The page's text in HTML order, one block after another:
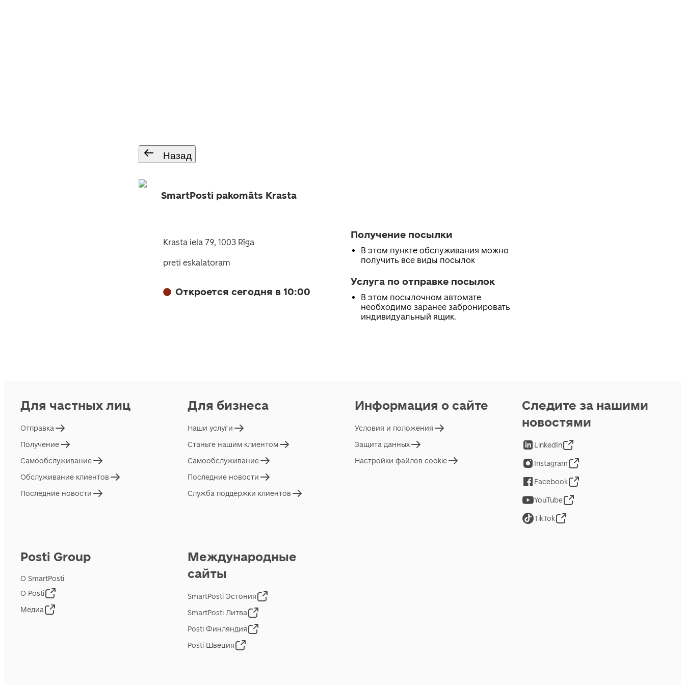
Назад
SmartPosti pakomāts Krasta
Krasta iela 79, 1003 Rīga
preti eskalatoram
Откроется сегодня в 10:00
Получение посылки
В этом пункте обслуживания можно
получить все виды посылок
Услуга по отправке посылок
В этом посылочном автомате
необходимо заранее забронировать
индивидуальный ящик.
Для частных лиц
Отправка
Получение
Самообслуживание
Обслуживание клиентов
Последние новости
Для бизнеса
Наши услуги
Станьте нашим клиентом
Самообслуживание
Последние новости
Служба поддержки клиентов
Информация о сайте
Условия и положения
Защита данных
Настройки файлов cookie
Posti Group
О SmartPosti
О Posti
Медиа
Международные
сайты
SmartPosti Эстония
SmartPosti Литва
Posti Финляндия
Posti Швеция
Следите за нашими
новостями
LinkedIn
Instagram
Facebook
YouTube
TikTok